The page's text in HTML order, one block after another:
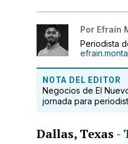
Por Efraín
Periodista
NOTA DEL EDITOR
Negocios de El
jornada para
Dallas, Texas -